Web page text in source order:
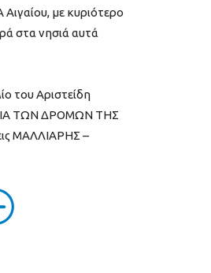
με κυριότερo
στα νησιά αυτά
του Αριστείδη
ΤΩΝ ΔΡΟΜΩΝ ΤΗΣ
ΜΑΛΛΙΑΡΗΣ –